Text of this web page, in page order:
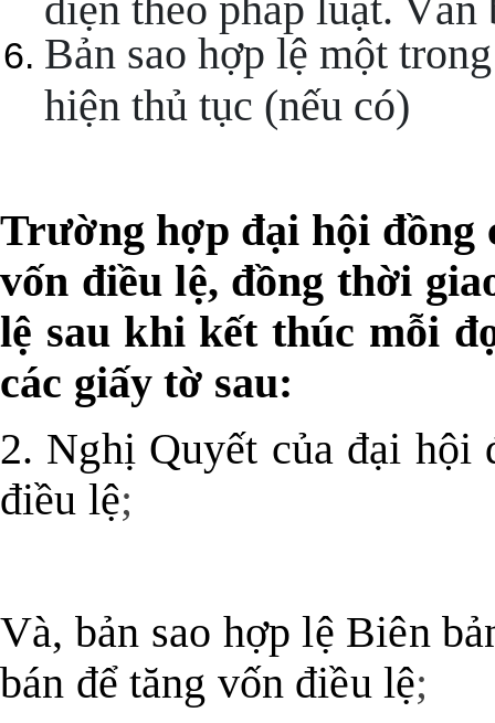
Bản sao hợp lệ một
hiện thủ tục (nếu có)
Trường hợp đại hội đồng
vốn điều lệ, đồng thời
lệ sau khi kết thúc mỗi
các giấy tờ sau:
2. Nghị Quyết của đại hội
điều lệ;
Và, bản sao hợp lệ Biên
bán để tăng vốn điều lệ;